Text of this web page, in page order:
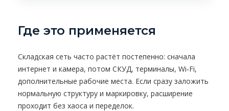
Где это применяется
Складская сеть часто растёт постепенно: сначала
интернет и камера, потом СКУД, терминалы, Wi‑Fi,
дополнительные рабочие места. Если сразу заложить
нормальную структуру и маркировку, расширение
проходит без хаоса и переделок.